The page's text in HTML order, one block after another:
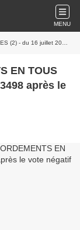
MENU
après le vote négatif fondateur)
EN TOUS
après le